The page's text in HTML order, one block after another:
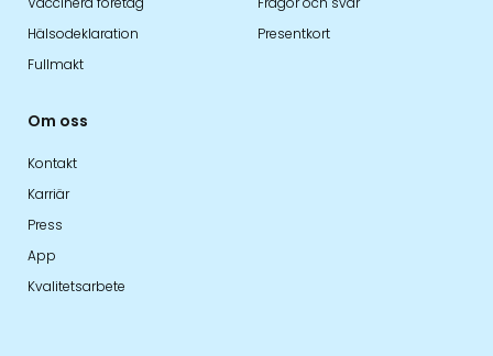
Hälsodeklaration
Fullmakt
Presentkort
Om oss
Kontakt
Karriär
Press
App
Kvalitetsarbete